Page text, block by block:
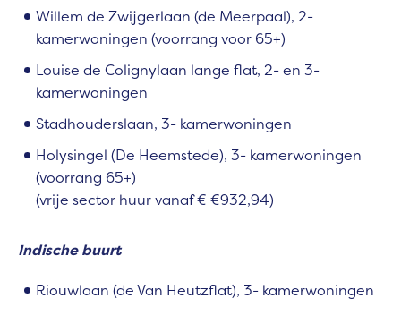
Willem de Zwijgerlaan (de Meerpaal), 2-
kamerwoningen (voorrang voor 65+)
Louise de Colignylaan lange flat, 2- en 3-
kamerwoningen
Stadhouderslaan, 3- kamerwoningen
Holysingel (De Heemstede), 3- kamerwoningen
(voorrang 65+)
(vrije sector huur vanaf € €932,94)
Indische buurt
Riouwlaan (de Van Heutzflat), 3- kamerwoningen